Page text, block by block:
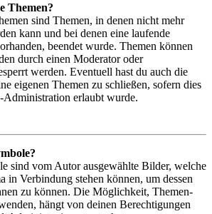
Themen?
sind Themen, in denen nicht mehr
kann und bei denen eine laufende
beendet wurde. Themen können
durch einen Moderator oder
werden. Eventuell hast du auch die
eigenen Themen zu schließen, sofern dies
Administration erlaubt wurde.
sind vom Autor ausgewählte Bilder, welche
in Verbindung stehen können, um dessen
zu können. Die Möglichkeit, Themen-
hängt von deinen Berechtigungen